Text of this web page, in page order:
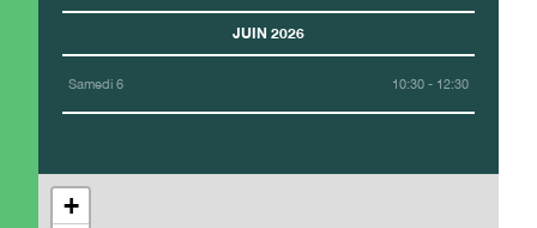
JUIN 2026
Samedi 6 10:30 - 12:30
+